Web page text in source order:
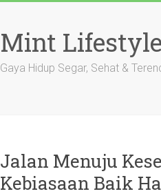
Mint
Gaya Hidup Segar, Sehat &
Jalan Menuju
Kebiasaan Baik